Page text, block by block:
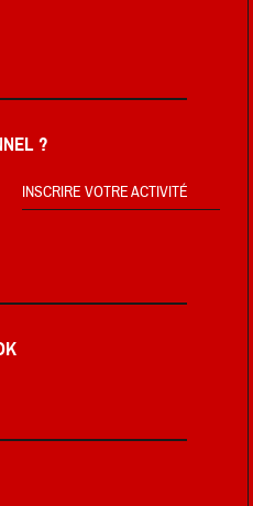
?
INSCRIRE VOTRE ACTIVITÉ